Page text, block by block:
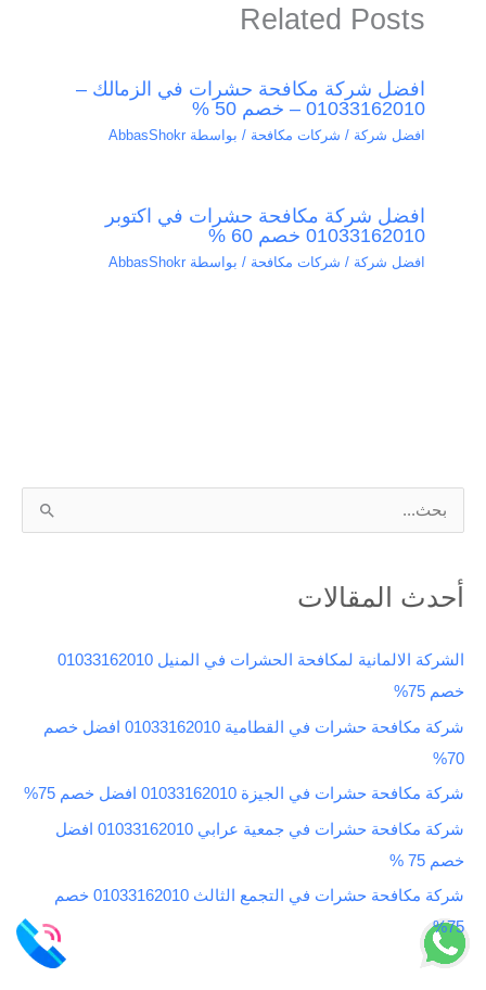
Related Posts
افضل شركة مكافحة حشرات في الزمالك –
01033162010 – خصم 50 %
افضل شركة / شركات مكافحة / بواسطة AbbasShokr
افضل شركة مكافحة حشرات في اكتوبر
01033162010 خصم 60 %
افضل شركة / شركات مكافحة / بواسطة AbbasShokr
ب
ح
:
أحدث المقالات
الشركة الالمانية لمكافحة الحشرات في المنيل 01033162010
خصم 75%
شركة مكافحة حشرات في القطامية 01033162010 افضل خصم
70%
شركة مكافحة حشرات في الجيزة 01033162010 افضل خصم 75%
شركة مكافحة حشرات في جمعية عرابي 01033162010 افضل
خصم 75 %
شركة مكافحة حشرات في التجمع الثالث 01033162010 خصم
75%